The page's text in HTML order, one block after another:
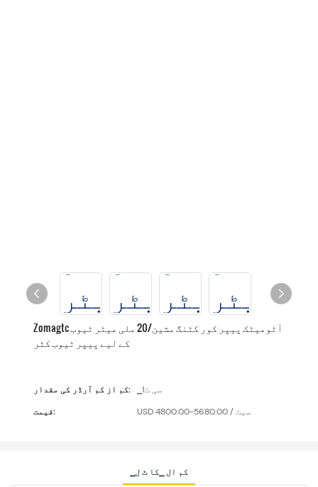
Zomagtc آٹومیٹک پیپر کور کٹنگ مشین/20 ملی میٹر ٹیوب
کے لیے پیپر ٹیوب کٹر
کم از کم آرڈر کی مقدار:
▁سی ٹ1
قیمت:
USD 4800.00-5680.00 / سیٹ
▁کم ال ▁کا ٹ ل